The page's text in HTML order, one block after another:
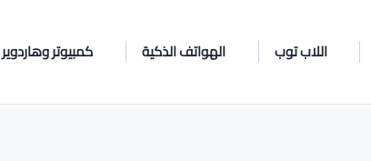
اللاب توب الهواتف الذكية كمبيوتر وهاردوير